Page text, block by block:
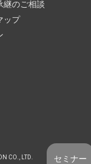
講できません。
機器）が必要で
その他設備を保持
等を不正に使用
継のご相談
ップ
CO., LTD. セミナー